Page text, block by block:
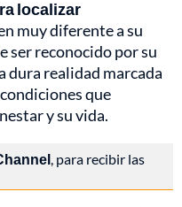
localizar
muy diferente a su
ser reconocido por su
dura realidad marcada
que
y su vida.
, para recibir las